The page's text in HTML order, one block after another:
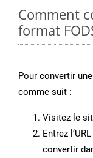
Comment
format
Pour convertir
comme suit :
Visitez le
Entrez
convertir